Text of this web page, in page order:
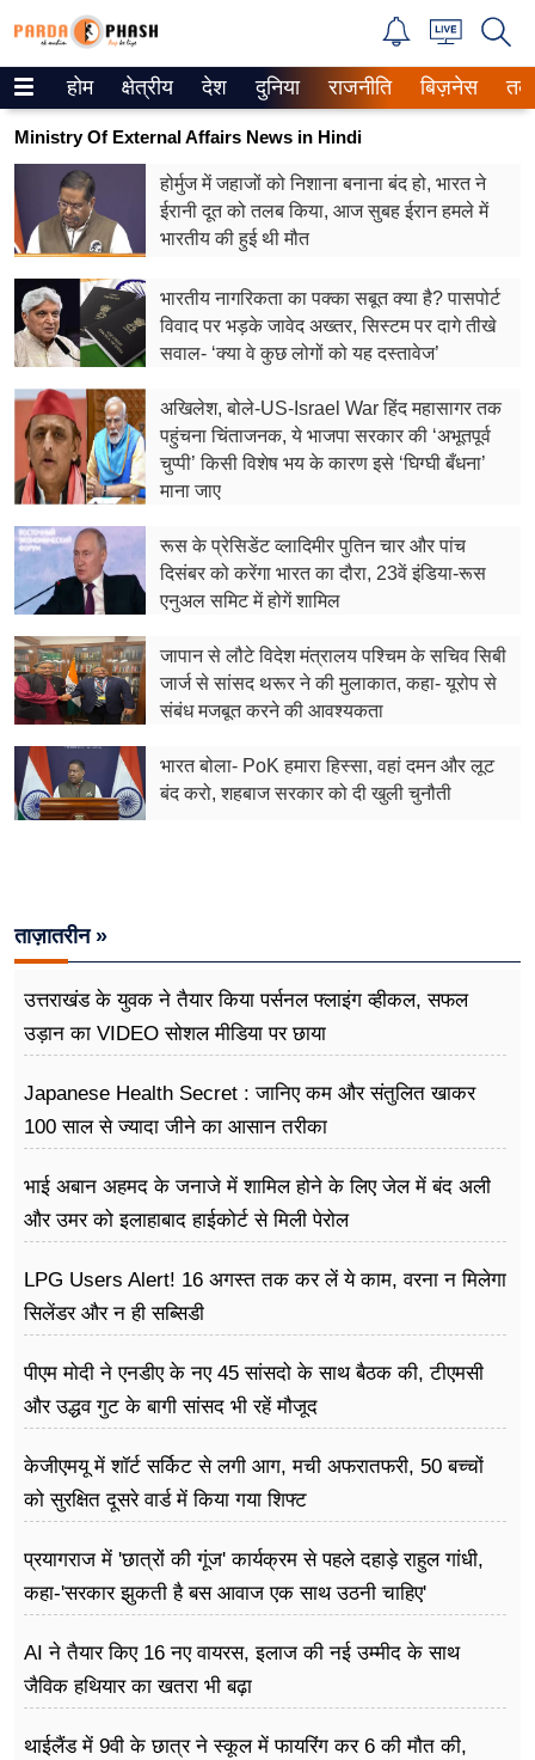
Trending on Google News
ePaper
वेब स्टोरीज
गैलरी
रिलेशनशिप
जीवन मंत्रा
फूड
सेहत
ब्‍यूटी
जॉब्स
शिक्षा
अन्य खबरें
होम क्षेत्रीय देश दुनिया राजनीति बिज़नेस
Ministry Of External Affairs News in Hindi
होर्मुज में जहाजों को निशाना बनाना बंद हो, भारत ने
ईरानी दूत को तलब किया, आज सुबह ईरान हमले में
भारतीय की हुई थी मौत
भारतीय नागरिकता का पक्का सबूत क्या है? पासपोर्ट
विवाद पर भड़के जावेद अख्तर, सिस्टम पर दागे तीखे
सवाल- ‘क्या वे कुछ लोगों को यह दस्तावेज’
अखिलेश, बोले-US-Israel War हिंद महासागर तक
पहुंचना चिंताजनक, ये भाजपा सरकार की ‘अभूतपूर्व
चुप्पी’ किसी विशेष भय के कारण इसे ‘घिग्घी बँधना’
माना जाए
रूस के प्रेसिडेंट व्लादिमीर पुतिन चार और पांच
दिसंबर को करेंगा भारत का दौरा, 23वें इंडिया-रूस
एनुअल समिट में होगें शामिल
जापान से लौटे विदेश मंत्रालय पश्चिम के सचिव सिबी
जार्ज से सांसद थरूर ने की मुलाकात, कहा- यूरोप से
संबंध मजबूत करने की आवश्यकता
भारत बोला- PoK हमारा हिस्सा, वहां दमन और लूट
बंद करो, शहबाज सरकार को दी खुली चुनौती
ताज़ातरीन »
उत्तराखंड के युवक ने तैयार किया पर्सनल फ्लाइंग व्हीकल, सफल
उड़ान का VIDEO सोशल मीडिया पर छाया
Japanese Health Secret : जानिए कम और संतुलित खाकर
100 साल से ज्यादा जीने का आसान तरीका
भाई अबान अहमद के जनाजे में शामिल होने के लिए जेल में बंद अली
और उमर को इलाहाबाद हाईकोर्ट से मिली पेरोल
LPG Users Alert! 16 अगस्त तक कर लें ये काम, वरना न मिलेगा
सिलेंडर और न ही सब्सिडी
पीएम मोदी ने एनडीए के नए 45 सांसदो के साथ बैठक की, टीएमसी
और उद्धव गुट के बागी सांसद भी रहें मौजूद
केजीएमयू में शॉर्ट सर्किट से लगी आग, मची अफरातफरी, 50 बच्चों
को सुरक्षित दूसरे वार्ड में किया गया शिफ्ट
प्रयागराज में 'छात्रों की गूंज' कार्यक्रम से पहले दहाड़े राहुल गांधी,
कहा-'सरकार झुकती है बस आवाज एक साथ उठनी चाहिए'
AI ने तैयार किए 16 नए वायरस, इलाज की नई उम्मीद के साथ
जैविक हथियार का खतरा भी बढ़ा
थाईलैंड में 9वी के छात्र ने स्कूल में फायरिंग कर 6 की मौत की,